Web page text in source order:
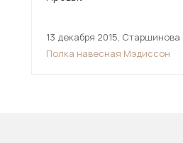
13 декабря 2015, Старшинова
Полка навесная Мэдиссон